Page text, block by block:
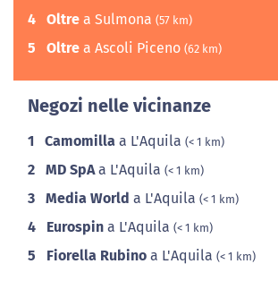
4 Oltre a Sulmona (57 km)
5 Oltre a Ascoli Piceno (62 km)
Negozi nelle vicinanze
1 Camomilla a L'Aquila (< 1 km)
2 MD SpAa L'Aquila (< 1 km)
3 Media World a L'Aquila (< 1 km)
4 Eurospin a L'Aquila (< 1 km)
5 Fiorella Rubino a L'Aquila (< 1 km)